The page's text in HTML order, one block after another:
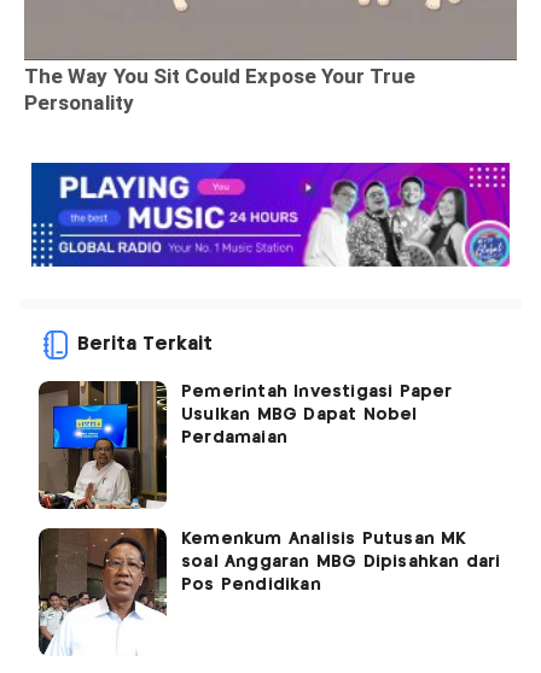
Berita Terkait
Pemerintah Investigasi Paper
Usulkan MBG Dapat Nobel
Perdamaian
Kemenkum Analisis Putusan MK
soal Anggaran MBG Dipisahkan dari
Pos Pendidikan